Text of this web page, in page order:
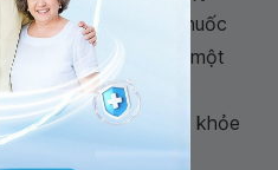
đáp ứng tốt với thuốc
uống thuốc, đây là một
soát được chính sức khỏe